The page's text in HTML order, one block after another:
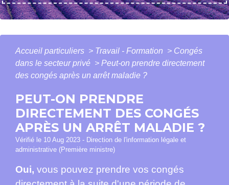
Accueil particuliers > Travail - Formation > Congés
dans le secteur privé > Peut-on prendre directement
des congés après un arrêt maladie ?
PEUT-ON PRENDRE
DIRECTEMENT DES CONGÉS
APRÈS UN ARRÊT MALADIE ?
Vérifié le 10 Aug 2023 - Direction de l'information légale et
administrative (Première ministre)
Oui, vous pouvez prendre vos congés